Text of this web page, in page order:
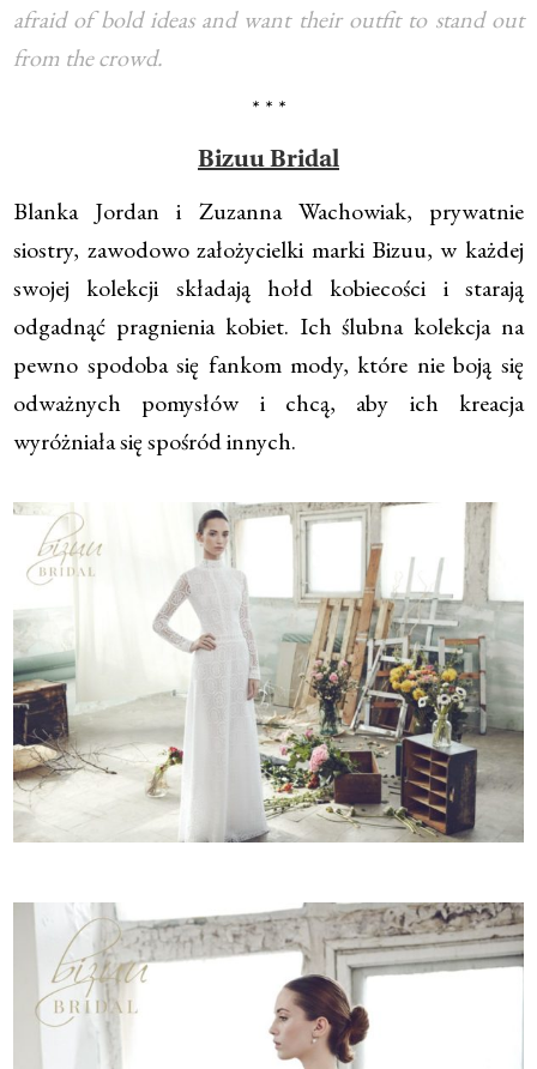
afraid of bold ideas and want their outfit to stand out
from the crowd.
* * *
Bizuu Bridal
Blanka Jordan i Zuzanna Wachowiak, prywatnie
siostry, zawodowo założycielki marki Bizuu, w każdej
swojej kolekcji składają hołd kobiecości i starają
odgadnąć pragnienia kobiet. Ich ślubna kolekcja na
pewno spodoba się fankom mody, które nie boją się
odważnych pomysłów i chcą, aby ich kreacja
wyróżniała się spośród innych.